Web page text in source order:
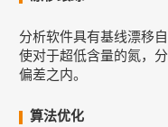
分析软件具有基线漂移
使对于超低含量的氮，
偏差之内。
算法优化